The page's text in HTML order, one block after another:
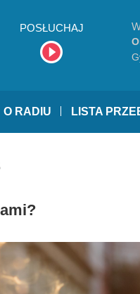
POSŁUCHAJ
O RADIU LISTA